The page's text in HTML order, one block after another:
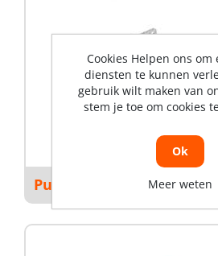
Puisteun
Cookies Helpen ons om
diensten te kunnen
gebruik wilt maken van
stem je toe om cookies
Ok
Meer weten